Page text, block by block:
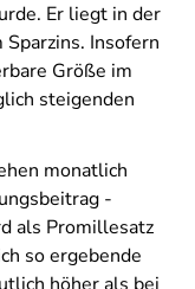
Er liegt in der
Insofern
Größe im
steigenden
monatlich
-
als Promillesatz
so ergebende